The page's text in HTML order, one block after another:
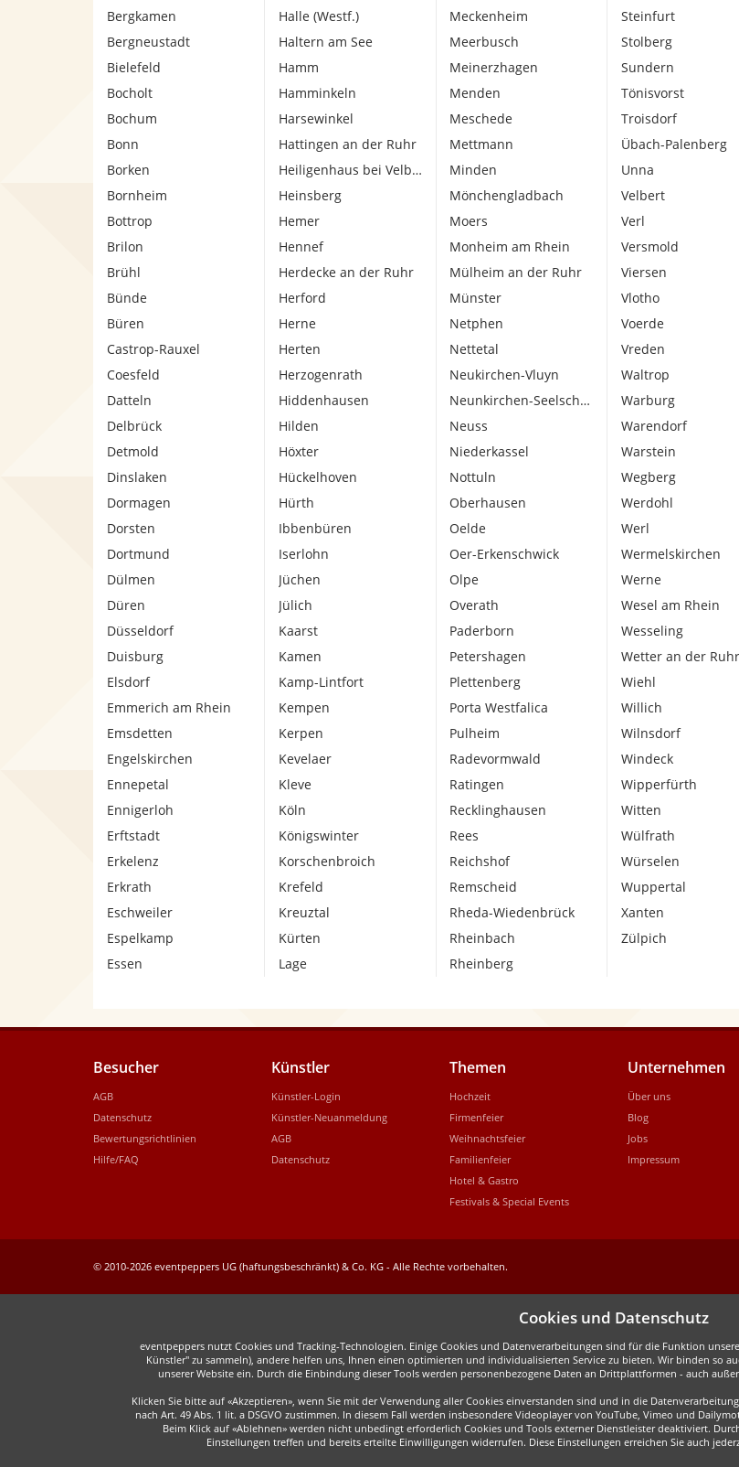
Bergkamen
Bergneustadt
Bielefeld
Bocholt
Bochum
Bonn
Borken
Bornheim
Bottrop
Brilon
Brühl
Bünde
Büren
Castrop-Rauxel
Coesfeld
Datteln
Delbrück
Detmold
Dinslaken
Dormagen
Dorsten
Dortmund
Dülmen
Düren
Düsseldorf
Duisburg
Elsdorf
Emmerich am Rhein
Emsdetten
Engelskirchen
Ennepetal
Ennigerloh
Erftstadt
Erkelenz
Erkrath
Eschweiler
Espelkamp
Essen
Halle (Westf.)
Haltern am See
Hamm
Hamminkeln
Harsewinkel
Hattingen an der Ruhr
Heiligenhaus bei Velbert
Heinsberg
Hemer
Hennef
Herdecke an der Ruhr
Herford
Herne
Herten
Herzogenrath
Hiddenhausen
Hilden
Höxter
Hückelhoven
Hürth
Ibbenbüren
Iserlohn
Jüchen
Jülich
Kaarst
Kamen
Kamp-Lintfort
Kempen
Kerpen
Kevelaer
Kleve
Köln
Königswinter
Korschenbroich
Krefeld
Kreuztal
Kürten
Lage
Meckenheim
Meerbusch
Meinerzhagen
Menden
Meschede
Mettmann
Minden
Mönchengladbach
Moers
Monheim am Rhein
Mülheim an der Ruhr
Münster
Netphen
Nettetal
Neukirchen-Vluyn
Neunkirchen-Seelscheid
Neuss
Niederkassel
Nottuln
Oberhausen
Oelde
Oer-Erkenschwick
Olpe
Overath
Paderborn
Petershagen
Plettenberg
Porta Westfalica
Pulheim
Radevormwald
Ratingen
Recklinghausen
Rees
Reichshof
Remscheid
Rheda-Wiedenbrück
Rheinbach
Rheinberg
Steinfurt
Stolberg
Sundern
Tönisvorst
Troisdorf
Übach-Palenberg
Unna
Velbert
Verl
Versmold
Viersen
Vlotho
Voerde
Vreden
Waltrop
Warburg
Warendorf
Warstein
Wegberg
Werdohl
Werl
Wermelskirchen
Werne
Wesel am Rhein
Wesseling
Wetter an der Ruhr
Wiehl
Willich
Wilnsdorf
Windeck
Wipperfürth
Witten
Wülfrath
Würselen
Wuppertal
Xanten
Zülpich
Besucher
AGB
Datenschutz
Bewertungsrichtlinien
Hilfe/FAQ
Künstler
Künstler-Login
Künstler-Neuanmeldung
AGB
Datenschutz
Themen
Hochzeit
Firmenfeier
Weihnachtsfeier
Familienfeier
Hotel & Gastro
Festivals & Special Events
Unternehmen
Über uns
Blog
Jobs
Impressum
© 2010-2026 eventpeppers UG (haftungsbeschränkt) & Co. KG - Alle Rechte vorbehalten.
Cookies und Datenschutz
eventpeppers nutzt Cookies und Tracking-Technologien. Einige Cookies und Datenverarbeitungen sind für die Funktion
Künstler" zu sammeln), andere helfen uns, Ihnen einen optimierten und individualisierten Service zu bieten. Wir binden so
unserer Website ein. Durch die Einbindung dieser Tools werden personenbezogene Daten an Drittplattformen - auch
Klicken Sie bitte auf «Akzeptieren», wenn Sie mit der Verwendung aller Cookies einverstanden sind und in die
nach Art. 49 Abs. 1 lit. a DSGVO zustimmen. In diesem Fall werden insbesondere Videoplayer von YouTube, Vimeo und
Beim Klick auf «Ablehnen» werden nicht unbedingt erforderlich Cookies und Tools externer Dienstleister deaktiviert.
Einstellungen treffen und bereits erteilte Einwilligungen widerrufen. Diese Einstellungen erreichen Sie auch